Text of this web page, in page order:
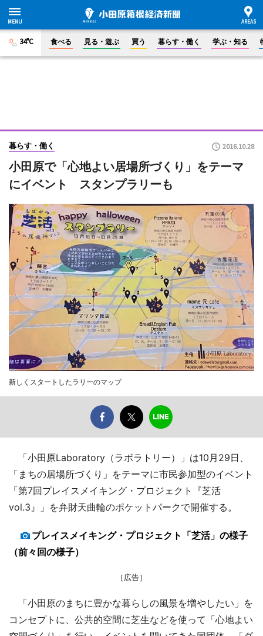
34°C 食べる 見る・遊ぶ 買う 暮らす・働く 学ぶ・知る
暮らす・働く 2016.10.28
小田原で「心地よい居場所づくり」をテーマ
にイベント スタンプラリーも
新しくスタートしたラリーのマップ
「小田原Laboratory（ラボラトリー）」は10月29日、
「まちの居場所づくり」をテーマに市民参加型のイベント
「第7回プレイスメイキング・プロジェクト『芝活
vol.3』」を弁財天曲輪のポケットパークで開催する。
プレイスメイキング・プロジェクト「芝活」の様子
（前々回の様子）
［広告］
「小田原のまちに豊かな暮らしの風景を増やしたい」を
コンセプトに、公共的空間に芝生などを使って「心地よい